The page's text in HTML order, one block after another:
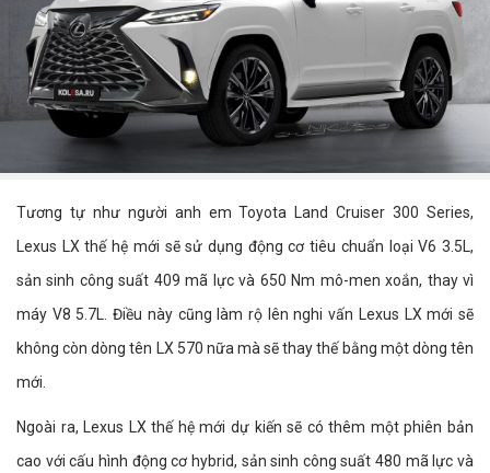
Tương tự như người anh em Toyota Land Cruiser 300 Series,
Lexus LX thế hệ mới sẽ sử dụng động cơ tiêu chuẩn loại V6 3.5L,
sản sinh công suất 409 mã lực và 650 Nm mô-men xoắn, thay vì
máy V8 5.7L. Điều này cũng làm rộ lên nghi vấn Lexus LX mới sẽ
không còn dòng tên LX 570 nữa mà sẽ thay thế bằng một dòng tên
mới.
Ngoài ra, Lexus LX thế hệ mới dự kiến sẽ có thêm một phiên bản
cao với cấu hình động cơ hybrid, sản sinh công suất 480 mã lực và